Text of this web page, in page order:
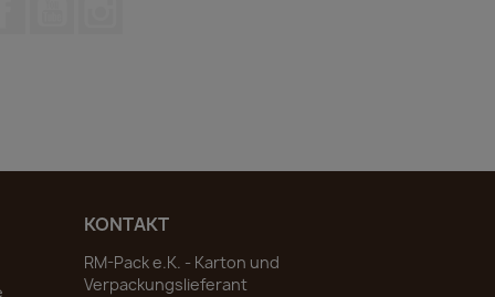
KONTAKT
RM-Pack e.K. - Karton und
Verpackungslieferant